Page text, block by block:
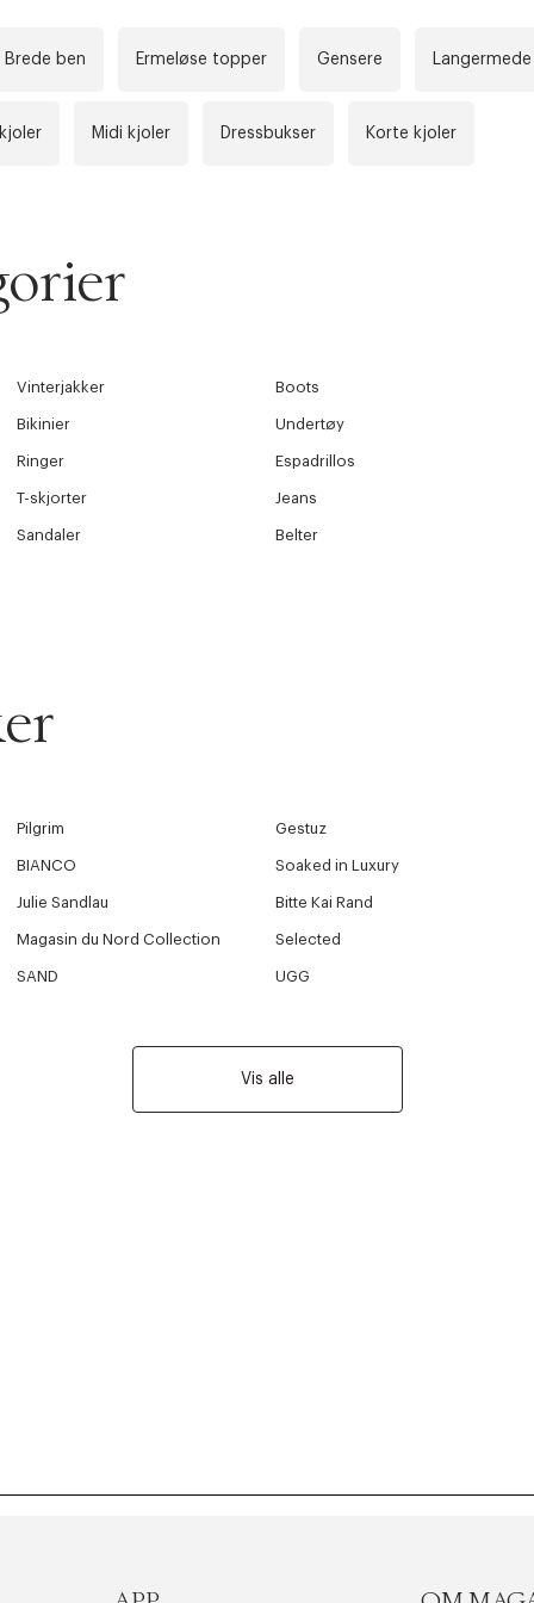
Brede ben Ermeløse topper Gensere
Midi kjoler Dressbukser Korte kjoler
Vinterjakker Boots
Bikinier Undertøy
Ringer Espadrillos
T-skjorter Jeans
Sandaler Belter
Pilgrim Gestuz
BIANCO Soaked in Luxury
Julie Sandlau Bitte Kai Rand
Magasin du Nord Collection Selected
SAND UGG
Vis alle